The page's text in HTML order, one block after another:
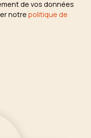
de vos données
notre politique de